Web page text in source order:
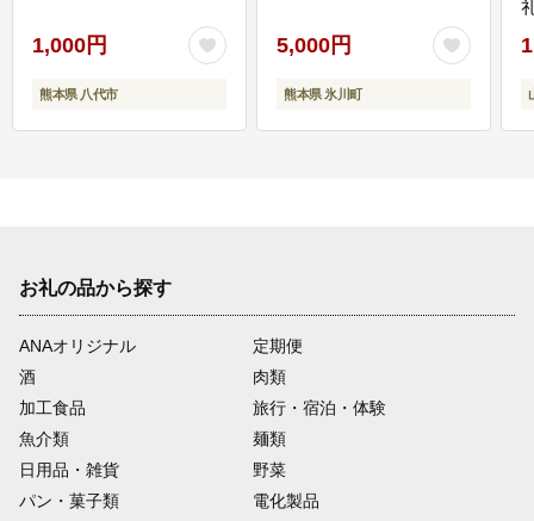
1,000円
熊本県 八代市
5,000円
熊本県 氷川町
お礼の品から探す
ANAオリジナル
定期便
酒
肉類
加工食品
旅行・宿泊・体験
魚介類
麺類
日用品・雑貨
野菜
パン・菓子類
電化製品